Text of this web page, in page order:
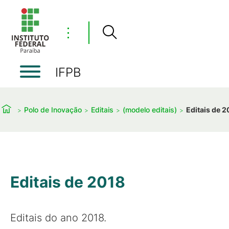
⋮
IFPB
Polo de Inovação Editais (modelo editais) Editais de
Editais de 2018
Editais do ano 2018.